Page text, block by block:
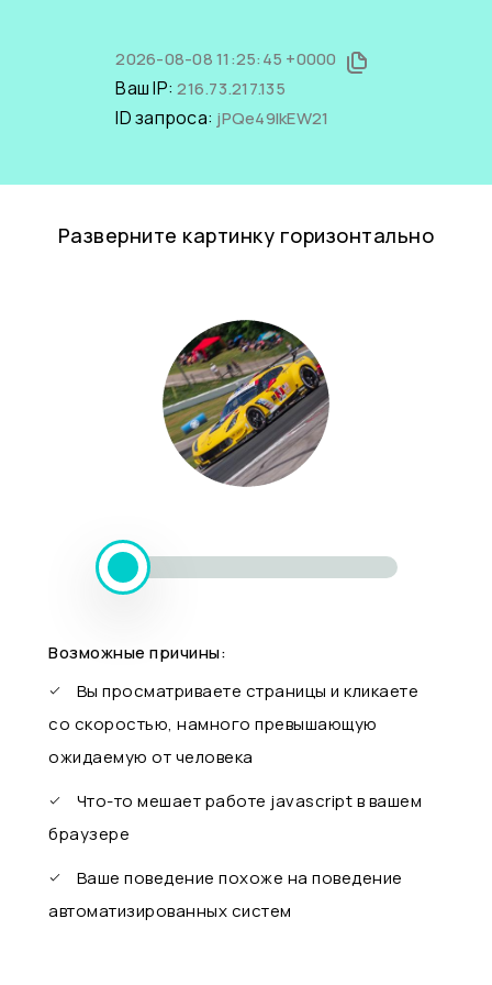
2026-08-08 11:25:45 +0000
Ваш IP:216.73.217.135
ID запроса: jPQe49IkEW21
Разверните картинку горизонтально
Возможные причины:
Вы просматриваете страницы и кликаете
со скоростью, намного превышающую
ожидаемую от человека
Что-то мешает работе javascript в вашем
браузере
Ваше поведение похоже на поведение
автоматизированных систем